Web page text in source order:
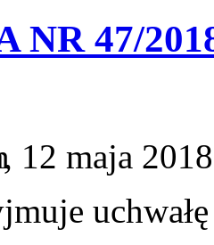
NR 47/
12 maja